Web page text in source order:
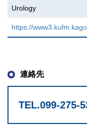
Urology
https://
連絡先
TEL.099-275-